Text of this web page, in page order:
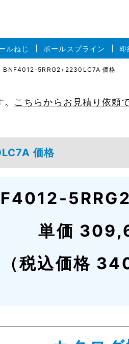
ルねじ ボールスプライン 即
BNF4012-5RRG2+2230LC7A 価格
こちらからお見積り依頼
価格
単価
（税込価格